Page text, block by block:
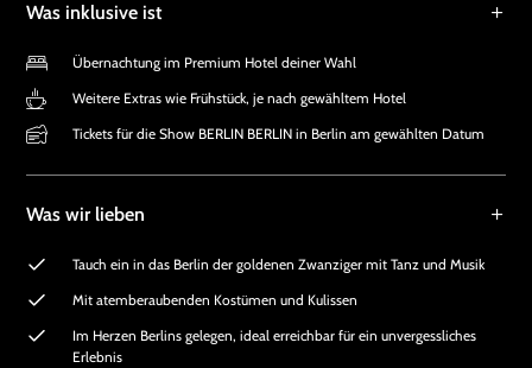
Was inklusive ist
Übernachtung im Premium Hotel deiner Wahl
Weitere Extras wie Frühstück, je nach gewähltem Hotel
Tickets für die Show BERLIN BERLIN in Berlin am gewählten Datum
Was wir lieben
Tauch ein in das Berlin der goldenen Zwanziger mit Tanz und Musik
Mit atemberaubenden Kostümen und Kulissen
Im Herzen Berlins gelegen, ideal erreichbar für ein unvergessliches
Erlebnis